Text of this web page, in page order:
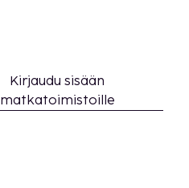
Kirjaudu sisään
matkatoimistoille